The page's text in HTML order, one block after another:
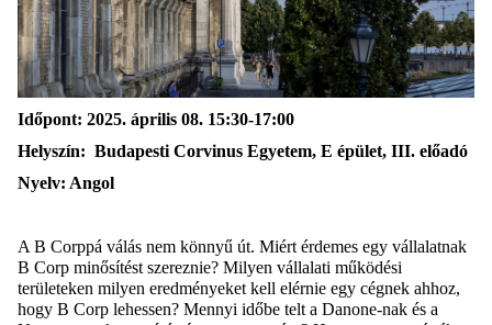
Időpont: 2025. április 08. 15:30-17:00
Helyszín: Budapesti Corvinus Egyetem, E épület, III. előadó
Nyelv: Angol
A B Corppá válás nem könnyű út. Miért érdemes egy vállalatnak
B Corp minősítést szereznie? Milyen vállalati működési
területeken milyen eredményeket kell elérnie egy cégnek ahhoz,
hogy B Corp lehessen? Mennyi időbe telt a Danone-nak és a